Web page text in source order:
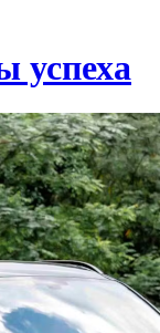
успеха